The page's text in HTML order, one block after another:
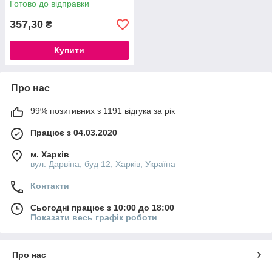
5 mm
Готово до відправки
357,30 ₴
Купити
Про нас
99% позитивних з 1191 відгука за рік
Працює з 04.03.2020
м. Харків
вул. Дарвіна, буд 12, Харків, Україна
Контакти
Сьогодні працює з 10:00 до 18:00
Показати весь графік роботи
Про нас